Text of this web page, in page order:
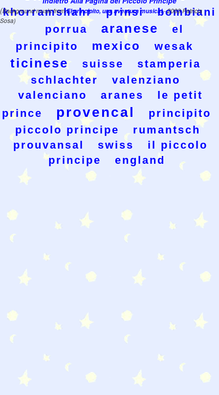
khorramshahr
prinsi
bombiani
porrua
aranese
el
principito
mexico wesak
ticinese suisse
stamperia
schlachter
valenziano
valenciano
aranes
le petit
prince
provencal
principito
piccolo principe
rumantsch
prouvansal
swiss
il piccolo
principe
england
(Background music fromEl principito, una aventura musical- 2003 Patricia
Sosa)